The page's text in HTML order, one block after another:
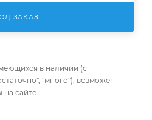
ЗАКАЗ
в наличии (с
"много"), возможен
сайте.